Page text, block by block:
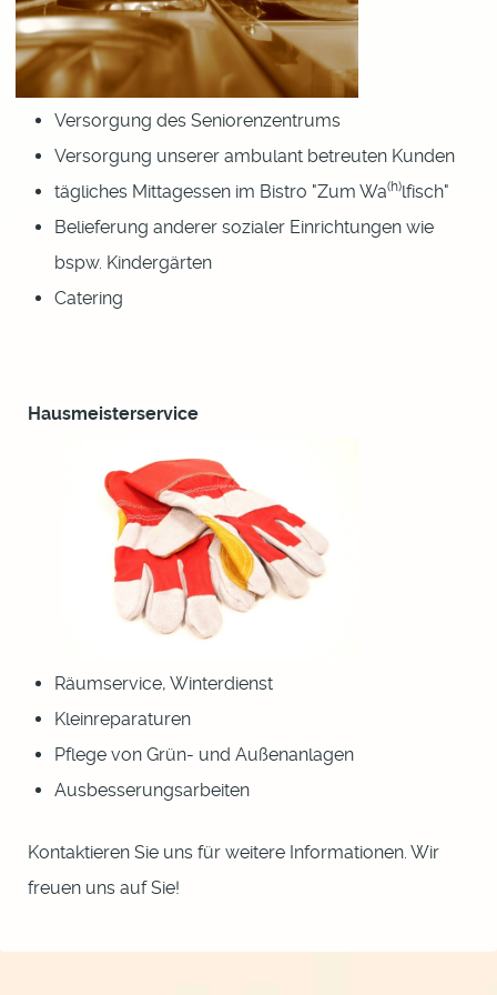
Versorgung des Seniorenzentrums
Versorgung unserer ambulant betreuten Kunden
tägliches Mittagessen im Bistro "Zum Wa(h)lfisch"
Belieferung anderer sozialer Einrichtungen wie
bspw. Kindergärten
Catering
Hausmeisterservice
Räumservice, Winterdienst
Kleinreparaturen
Pflege von Grün- und Außenanlagen
Ausbesserungsarbeiten
Kontaktieren Sie uns für weitere Informationen. Wir
freuen uns auf Sie!